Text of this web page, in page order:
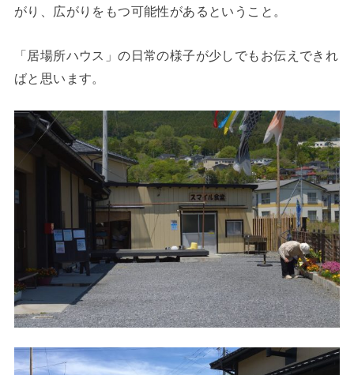
がり、広がりをもつ可能性があるということ。
「居場所ハウス」の日常の様子が少しでもお伝えできれ
ばと思います。